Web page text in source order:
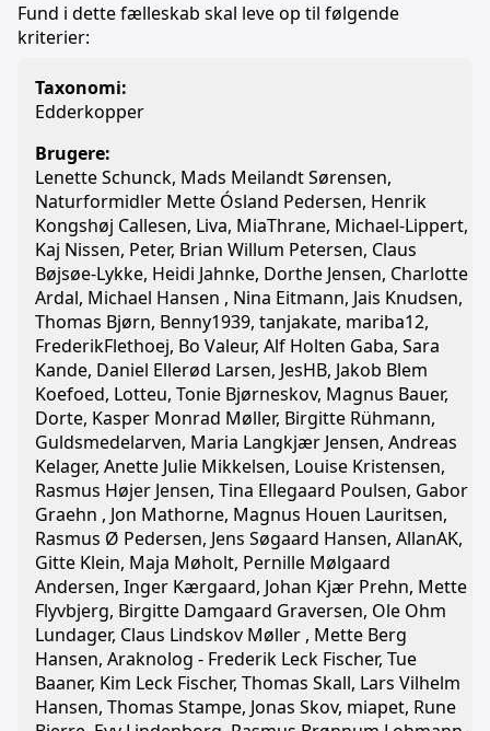
Fund i dette fælleskab skal leve op til følgende
kriterier:
Taxonomi:
Edderkopper
Brugere:
Lenette Schunck, Mads Meilandt Sørensen,
Naturformidler Mette Ósland Pedersen, Henrik
Kongshøj Callesen, Liva, MiaThrane, Michael-Lippert,
Kaj Nissen, Peter, Brian Willum Petersen, Claus
Bøjsøe-Lykke, Heidi Jahnke, Dorthe Jensen, Charlotte
Ardal, Michael Hansen , Nina Eitmann, Jais Knudsen,
Thomas Bjørn, Benny1939, tanjakate, mariba12,
FrederikFlethoej, Bo Valeur, Alf Holten Gaba, Sara
Kande, Daniel Ellerød Larsen, JesHB, Jakob Blem
Koefoed, Lotteu, Tonie Bjørneskov, Magnus Bauer,
Dorte, Kasper Monrad Møller, Birgitte Rühmann,
Guldsmedelarven, Maria Langkjær Jensen, Andreas
Kelager, Anette Julie Mikkelsen, Louise Kristensen,
Rasmus Højer Jensen, Tina Ellegaard Poulsen, Gabor
Graehn , Jon Mathorne, Magnus Houen Lauritsen,
Rasmus Ø Pedersen, Jens Søgaard Hansen, AllanAK,
Gitte Klein, Maja Møholt, Pernille Mølgaard
Andersen, Inger Kærgaard, Johan Kjær Prehn, Mette
Flyvbjerg, Birgitte Damgaard Graversen, Ole Ohm
Lundager, Claus Lindskov Møller , Mette Berg
Hansen, Araknolog - Frederik Leck Fischer, Tue
Baaner, Kim Leck Fischer, Thomas Skall, Lars Vilhelm
Hansen, Thomas Stampe, Jonas Skov, miapet, Rune